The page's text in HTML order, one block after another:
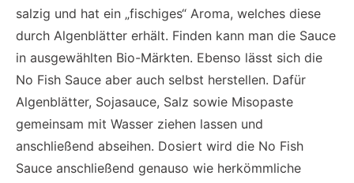
salzig und hat ein „fischiges“ Aroma, welches diese
durch Algenblätter erhält. Finden kann man die Sauce
in ausgewählten Bio-Märkten. Ebenso lässt sich die
No Fish Sauce aber auch selbst herstellen. Dafür
Algenblätter, Sojasauce, Salz sowie Misopaste
gemeinsam mit Wasser ziehen lassen und
anschließend abseihen. Dosiert wird die No Fish
Sauce anschließend genauso wie herkömmliche